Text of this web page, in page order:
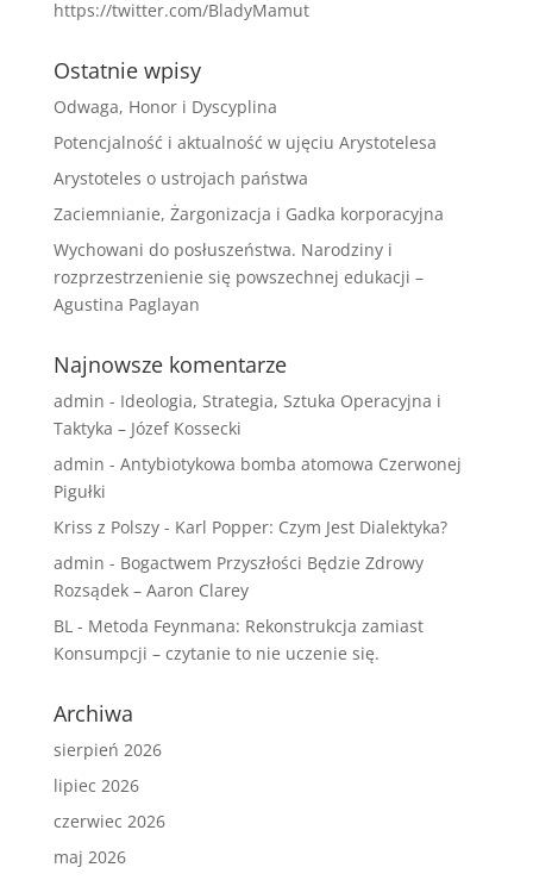
https://twitter.com/BladyMamut
Ostatnie wpisy
Odwaga, Honor i Dyscyplina
Potencjalność i aktualność w ujęciu Arystotelesa
Arystoteles o ustrojach państwa
Zaciemnianie, Żargonizacja i Gadka korporacyjna
Wychowani do posłuszeństwa. Narodziny i
rozprzestrzenienie się powszechnej edukacji –
Agustina Paglayan
Najnowsze komentarze
admin - Ideologia, Strategia, Sztuka Operacyjna i
Taktyka – Józef Kossecki
admin - Antybiotykowa bomba atomowa Czerwonej
Pigułki
Kriss z Polszy- Karl Popper: Czym Jest Dialektyka?
admin - Bogactwem Przyszłości Będzie Zdrowy
Rozsądek – Aaron Clarey
BL- Metoda Feynmana: Rekonstrukcja zamiast
Konsumpcji – czytanie to nie uczenie się.
Archiwa
sierpień 2026
lipiec 2026
czerwiec 2026
maj 2026